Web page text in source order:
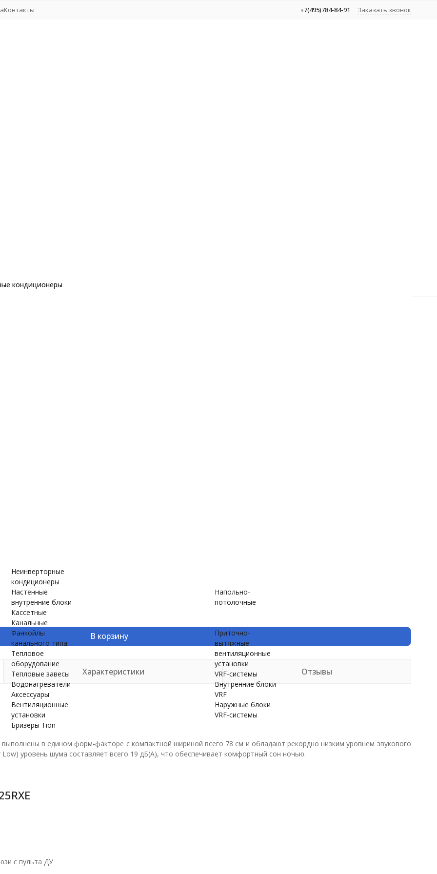
Контакты +7(495)784-84-91 Заказать звонок
кондиционеры
Неинверторные
кондиционеры
Настенные
внутренние блоки
Кассетные
Канальные
Напольно-
потолочные
Фанкойлы
канального типа
Тепловое
оборудование
Тепловые завесы
Водонагреватели
Аксессуары
Вентиляционные
установки
Бризеры Tion
Приточно-
вытяжные
вентиляционные
установки
VRF-системы
Внутренние блоки
VRF
Наружные блоки
VRF-системы
В корзину
Характеристики Отзывы
выполнены в едином форм-факторе с компактной шириной всего 78 см и обладают рекордно низким уровнем звукового
уровень шума составляет всего 19 дБ(А), что обеспечивает комфортный сон ночью.
с пульта ДУ